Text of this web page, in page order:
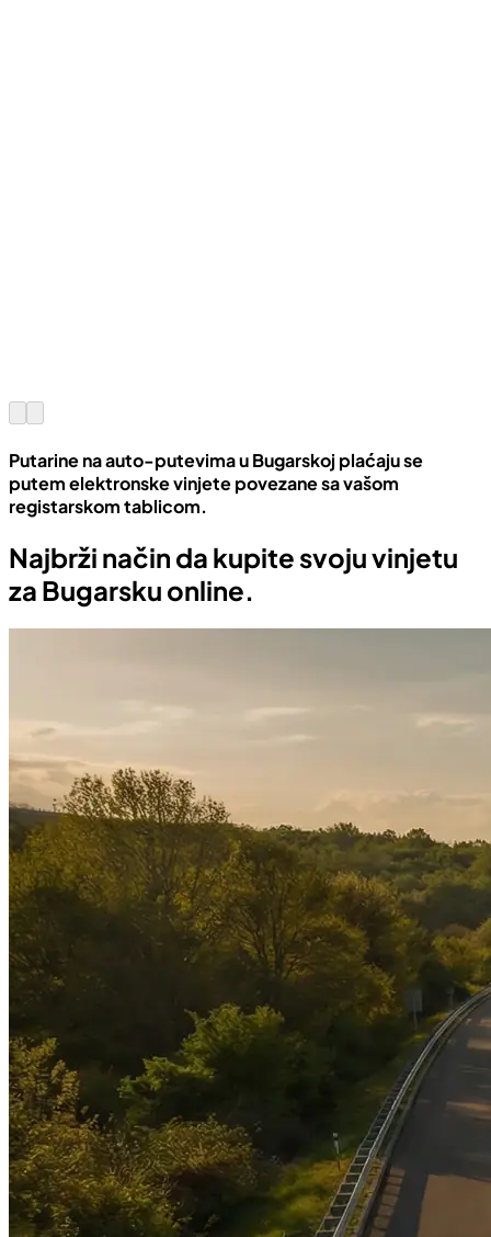
Putarine na auto-putevima u Bugarskoj plaćaju se
putem elektronske vinjete povezane sa vašom
registarskom tablicom.
Najbrži način da kupite svoju vinjetu
za Bugarsku online.